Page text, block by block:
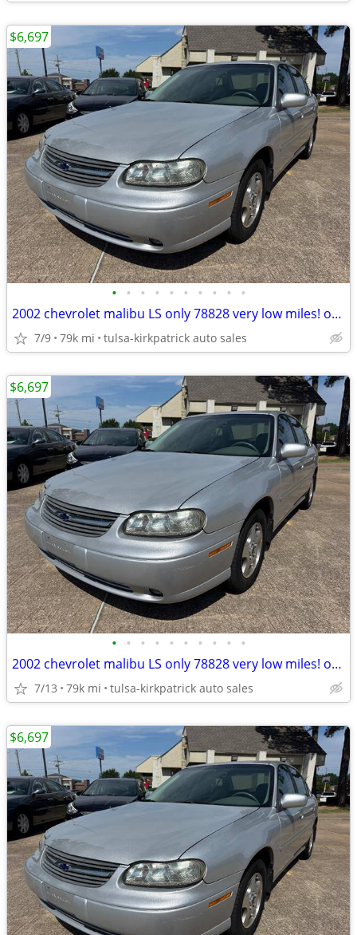
• • • • • • • • • •
2002 chevrolet malibu LS only 78828 very low miles! only $6697 cash
7/9 79k mi tulsa-kirkpatrick auto sales
$6,697
• • • • • • • • • •
2002 chevrolet malibu LS only 78828 very low miles! only $6697 cash
7/13 79k mi tulsa-kirkpatrick auto sales
$6,697
$6,697